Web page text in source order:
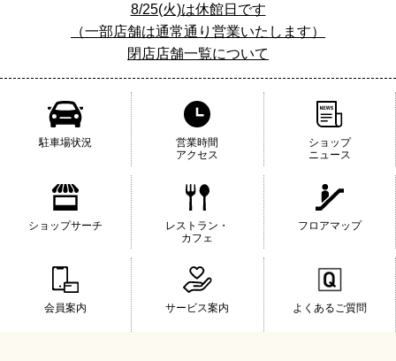
8/25(火)は休館日です
（一部店舗は通常通り営業いたします）
閉店店舗一覧について
駐車場状況
営業時間
アクセス
ショップ
ニュース
ショップサーチ
レストラン・
カフェ
フロアマップ
会員案内 サービス案内 よくあるご質問